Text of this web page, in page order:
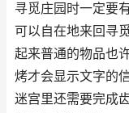
寻觅庄园时一定要
可以自在地来回寻
起来普通的物品也
烤才会显示文字的
迷宫里还需要完成